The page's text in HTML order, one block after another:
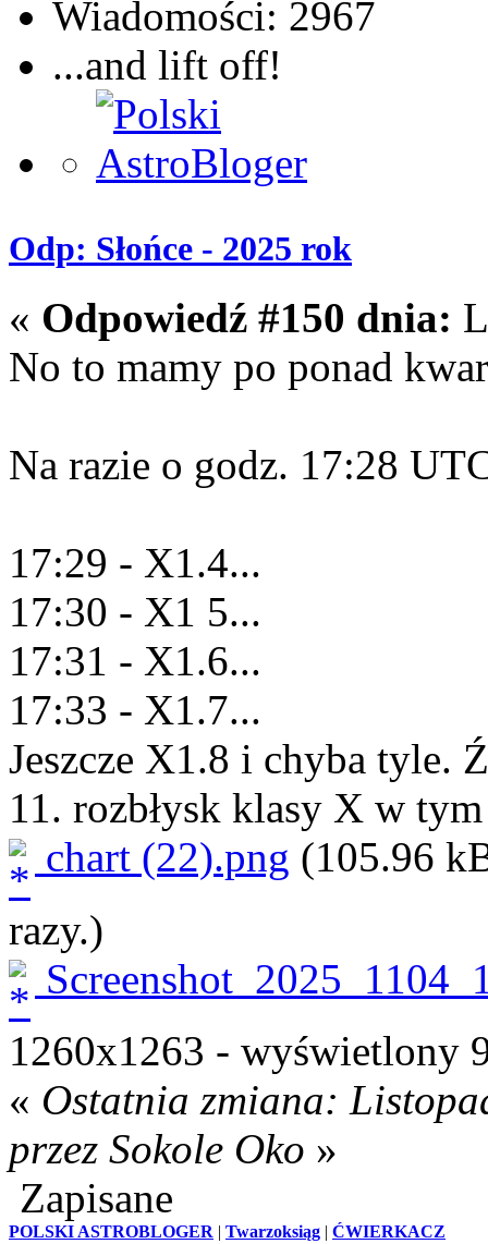
Wiadomości: 2967
...and lift off!
Odp: Słońce - 2025 rok
« Odpowiedź #150 dnia:
No to mamy po ponad
Na razie o godz. 17:28
17:29 - X1.4...
17:30 - X1 5...
17:31 - X1.6...
17:33 - X1.7...
Jeszcze X1.8 i chyba tyle.
11. rozbłysk klasy X w
chart (22).png (105.96
razy.)
1260x1263 - wyświetlony
« Ostatnia zmiana:
przez Sokole Oko »
Zapisane
POLSKI ASTROBLOGER | Twarzoksiąg | ĆWIERKACZ